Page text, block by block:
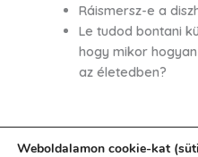
Ráismersz-e a
Le tudod bontani
hogy mikor
az életedben?
Weboldalamon cookie-kat